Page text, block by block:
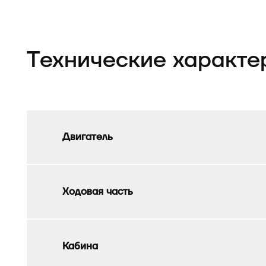
Технические
Двигатель
Ходовая часть
Кабина